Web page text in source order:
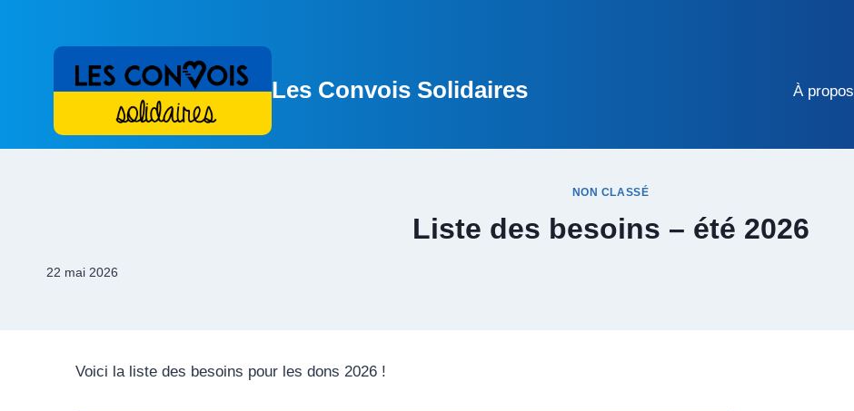
Les Convois Solidaires À propos
NON CLASSÉ
Liste des besoins – été 2026
22 mai 2026
Voici la liste des besoins pour les dons 2026 !